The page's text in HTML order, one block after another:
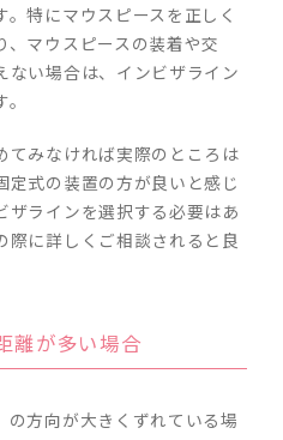
。特にマウスピースを正しく
マウスピースの装着や交
ない場合は、インビザライン
てみなければ実際のところは
式の装置の方が良いと感じ
ザラインを選択する必要はあ
際に詳しくご相談されると良
離が多い場合
方向が大きくずれている場